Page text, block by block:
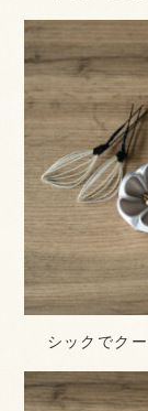
シックでク